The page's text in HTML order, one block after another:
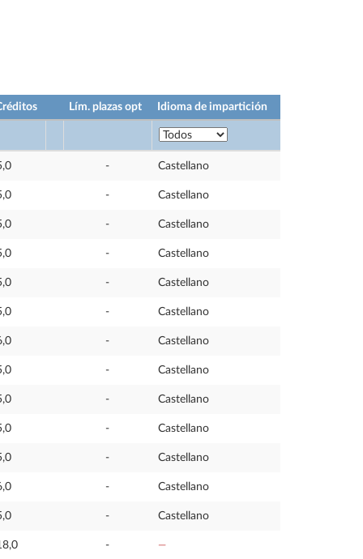
Lím. plazas opt Idioma de impartición
- Castellano
- Castellano
- Castellano
- Castellano
- Castellano
- Castellano
- Castellano
- Castellano
- Castellano
- Castellano
- Castellano
- Castellano
- Castellano
- —